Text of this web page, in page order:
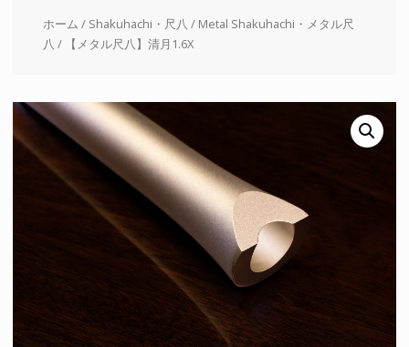
ホーム / Shakuhachi・尺八 / Metal Shakuhachi・メタル尺
八 / 【メタル尺八】清月1.6X